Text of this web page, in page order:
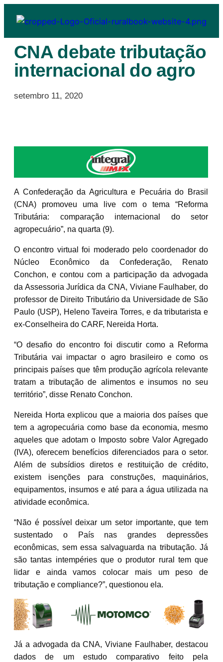
CNA debate tributação
internacional do agro
setembro 11, 2020
A Confederação da Agricultura e Pecuária do Brasil
(CNA) promoveu uma live com o tema “Reforma
Tributária: comparação internacional do setor
agropecuário”, na quarta (9).
O encontro virtual foi moderado pelo coordenador do
Núcleo Econômico da Confederação, Renato
Conchon, e contou com a participação da advogada
da Assessoria Jurídica da CNA, Viviane Faulhaber, do
professor de Direito Tributário da Universidade de São
Paulo (USP), Heleno Taveira Torres, e da tributarista e
ex-Conselheira do CARF, Nereida Horta.
“O desafio do encontro foi discutir como a Reforma
Tributária vai impactar o agro brasileiro e como os
principais países que têm produção agrícola relevante
tratam a tributação de alimentos e insumos no seu
território”, disse Renato Conchon.
Nereida Horta explicou que a maioria dos países que
tem a agropecuária como base da economia, mesmo
aqueles que adotam o Imposto sobre Valor Agregado
(IVA), oferecem benefícios diferenciados para o setor.
Além de subsídios diretos e restituição de crédito,
existem isenções para construções, maquinários,
equipamentos, insumos e até para a água utilizada na
atividade econômica.
“Não é possível deixar um setor importante, que tem
sustentado o País nas grandes depressões
econômicas, sem essa salvaguarda na tributação. Já
são tantas intempéries que o produtor rural tem que
lidar e ainda vamos colocar mais um peso de
tributação e compliance?”, questionou ela.
Já a advogada da CNA, Viviane Faulhaber, destacou
dados de um estudo comparativo feito pela